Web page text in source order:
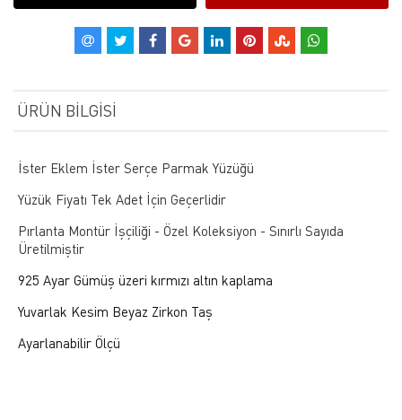
ÜRÜN BILGISI
İster Eklem İster Serçe Parmak Yüzüğü
Yüzük Fiyatı Tek Adet İçin Geçerlidir
Pırlanta Montür İşçiliği - Özel Koleksiyon - Sınırlı Sayıda
Üretilmiştir
925 Ayar Gümüş üzeri kırmızı altın kaplama
Yuvarlak Kesim Beyaz Zirkon Taş
Ayarlanabilir Ölçü